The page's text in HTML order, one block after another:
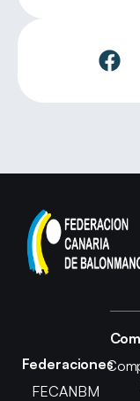
Federaciones
FECANBM